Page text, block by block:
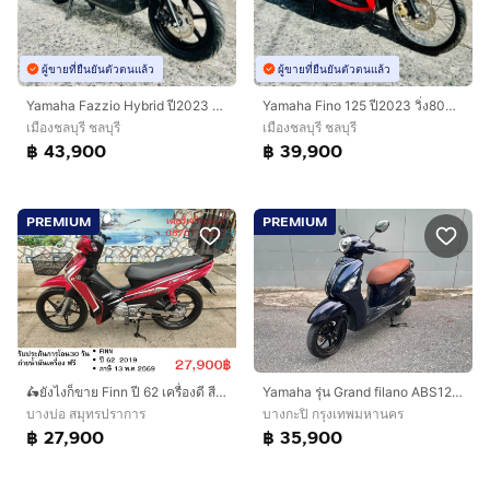
ผู้ขายที่ยืนยันตัวตนแล้ว
Yamaha Fazzio Hybrid ปี2023 สด-ผ่อน
เมืองชลบุรี ชลบุรี
฿ 43,900
ผู้ขายที่ยืนยันตัวตนแล้ว
Yamaha Fino 125 ปี2023 วิ่ง8000โล กุญแจรีโมท สมุดคู่มือครบ สด-ผ่อน
เมืองชลบุรี ชลบุรี
฿ 39,900
PREMIUM
🛵ยังไงก็ขาย Finn ปี 62 เครื่องดี สีสวย สตาร์ทมือ เล่มชุดโอนครบ+เปลี่ยนถ่ายน้ำมันเครื่องฟรี ส่งฟรี30 ก.ม
บางบ่อ สมุทรปราการ
฿ 27,900
PREMIUM
Yamaha รุ่น Grand filano ABS125cc ปี 2019สตาร์ทมือ
บางกะปิ กรุงเทพมหานคร
฿ 35,900